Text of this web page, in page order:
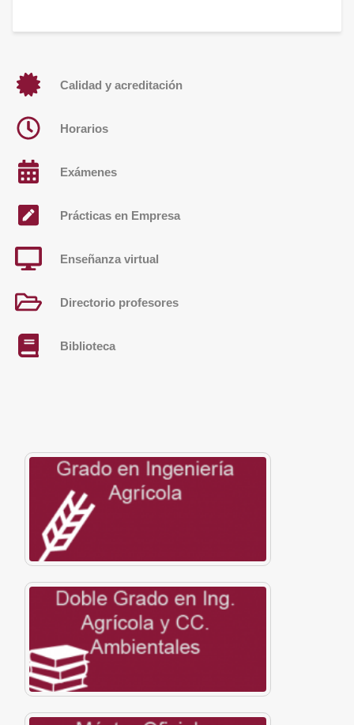
Calidad y acreditación
Horarios
Exámenes
Prácticas en Empresa
Enseñanza virtual
Directorio profesores
Biblioteca